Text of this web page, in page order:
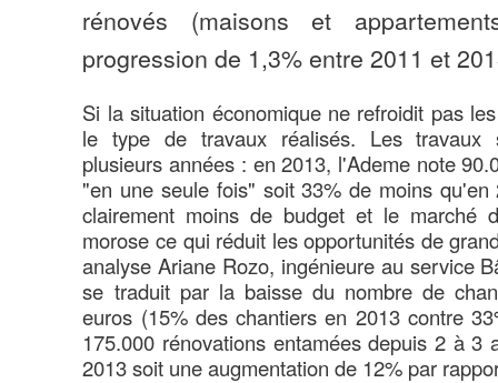
rénovés (maisons et
progression de 1,3% entre 2011 et
Si la situation économique ne refroidit pas
le type de travaux réalisés. Les travaux
plusieurs années : en 2013, l'Ademe note
"en une seule fois" soit 33% de moins
clairement moins de budget et le marché
morose ce qui réduit les opportunités de
analyse Ariane Rozo, ingénieure au service
se traduit par la baisse du nombre de
euros (15% des chantiers en 2013 contre
175.000 rénovations entamées depuis 2 à 3
2013 soit une augmentation de 12% par